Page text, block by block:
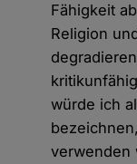
Fähigkeit
Religion
würde ich
verwenden